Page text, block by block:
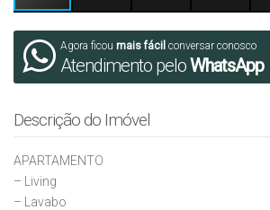
Agora ficou mais fácil conversar conosco
Atendimento peloWhatsApp
Descrição do Imóvel
APARTAMENTO
– Living
– ⁠Lavabo